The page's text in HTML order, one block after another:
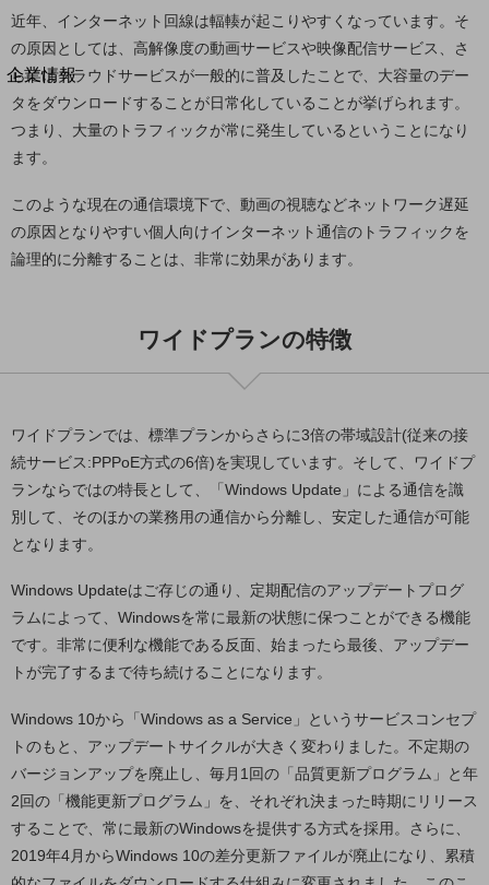
別ウィンドウで開きます
企業情報
企業情報TOP
会社案内
会社案内TOP
沿革
社長からのご挨拶
ニュースルームTOP
ニュースリリース
地域からの発表
重要なお知らせ
お知らせ
社外からの評価実績
サステナビリティ
サステナビリティTOP
NTTドコモビジネスグループのサステナビリティ
サステナビリティ基本方針
サステナビリティレポート
ダイバーシティ
経営情報
近年、インターネット回線は輻輳が起こりやすくなっています。そ
の原因としては、高解像度の動画サービスや映像配信サービス、さ
らにはクラウドサービスが一般的に普及したことで、大容量のデー
タをダウンロードすることが日常化していることが挙げられます。
つまり、大量のトラフィックが常に発生しているということになり
ます。
このような現在の通信環境下で、動画の視聴などネットワーク遅延
の原因となりやすい個人向けインターネット通信のトラフィックを
論理的に分離することは、非常に効果があります。
ワイドプランの特徴
ワイドプランでは、標準プランからさらに3倍の帯域設計(従来の接
続サービス:PPPoE方式の6倍)を実現しています。そして、ワイドプ
ランならではの特長として、「Windows Update」による通信を識
別して、そのほかの業務用の通信から分離し、安定した通信が可能
となります。
Windows Updateはご存じの通り、定期配信のアップデートプログ
ラムによって、Windowsを常に最新の状態に保つことができる機能
です。非常に便利な機能である反面、始まったら最後、アップデー
トが完了するまで待ち続けることになります。
Windows 10から「Windows as a Service」というサービスコンセプ
トのもと、アップデートサイクルが大きく変わりました。不定期の
バージョンアップを廃止し、毎月1回の「品質更新プログラム」と年
2回の「機能更新プログラム」を、それぞれ決まった時期にリリース
することで、常に最新のWindowsを提供する方式を採用。さらに、
2019年4月からWindows 10の差分更新ファイルが廃止になり、累積